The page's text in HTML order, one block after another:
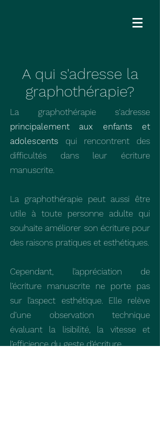
A qui s'adresse la
graphothérapie?
La graphothérapie s'adresse
principalement aux enfants et
adolescents qui rencontrent des
difficultés dans leur écriture
manuscrite.
La graphothérapie peut aussi être
utile à toute personne adulte qui
souhaite améliorer son écriture pour
des raisons pratiques et esthétiques.
Cependant, l’appréciation de
l’écriture manuscrite ne porte pas
sur l’aspect esthétique. Elle relève
d’une observation technique
évaluant la lisibilité, la vitesse et
l’efficience du geste d’écriture.